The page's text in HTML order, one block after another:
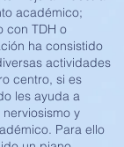
académico;
con TDH o
ha consistido
actividades
centro, si es
les ayuda a
y
Para ello